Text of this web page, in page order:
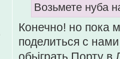
Возьмете нуба
Конечно! но пока
поделиться с